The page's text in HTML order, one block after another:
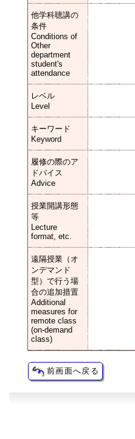
他学科聴講の
条件
Conditions of
Other
department
student's
attendance
レベル
Level
キーワード
Keyword
履修の際のア
ドバイス
Advice
授業開講形態
等
Lecture
format, etc.
遠隔授業（オ
ンデマンド
型）で行う場
合の追加措置
Additional
measures for
remote class
(on-demand
class)